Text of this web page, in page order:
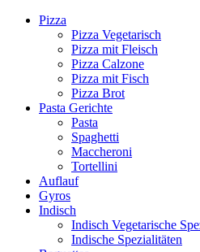
Pizza
Pizza Vegetarisch
Pizza mit Fleisch
Pizza Calzone
Pizza mit Fisch
Pizza Brot
Pasta Gerichte
Pasta
Spaghetti
Maccheroni
Tortellini
Auflauf
Gyros
Indisch
Indisch Vegetarische
Indische Spezialitäten